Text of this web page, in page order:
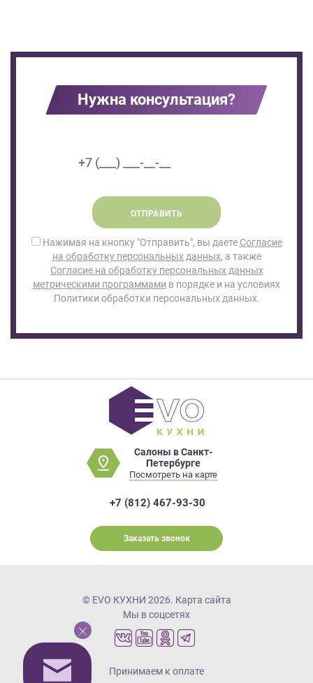
Нужна консультация?
ОТПРАВИТЬ
Нажимая на кнопку "Отправить", вы даете Согласие
на обработку персональных данных, а также
Согласие на обработку персональных данных
метрическими программами в порядке и на условиях
Политики обработки персональных данных.
Салоны в Санкт-
Петербурге
Посмотреть на карте
+7 (812) 467-93-30
Заказать звонок
© EVO КУХНИ 2026. Карта сайта
Мы в соцсетях
Принимаем к оплате